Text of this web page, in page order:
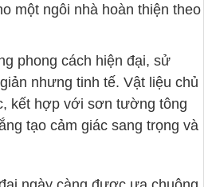
một ngôi nhà hoàn thiện theo
phong cách hiện đại, sử
nhưng tinh tế. Vật liệu chủ
kết hợp với sơn tường tông
tạo cảm giác sang trọng và